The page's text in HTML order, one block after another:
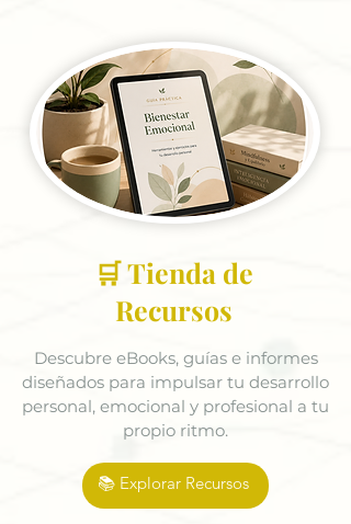
🛒 Tienda de
Recursos
Descubre eBooks, guías e informes
diseñados para impulsar tu desarrollo
personal, emocional y profesional a tu
propio ritmo.
📚 Explorar Recursos